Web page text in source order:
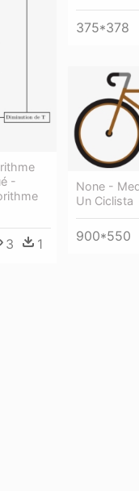
375*378
-
3 1
None -
Un Ciclista
900*550